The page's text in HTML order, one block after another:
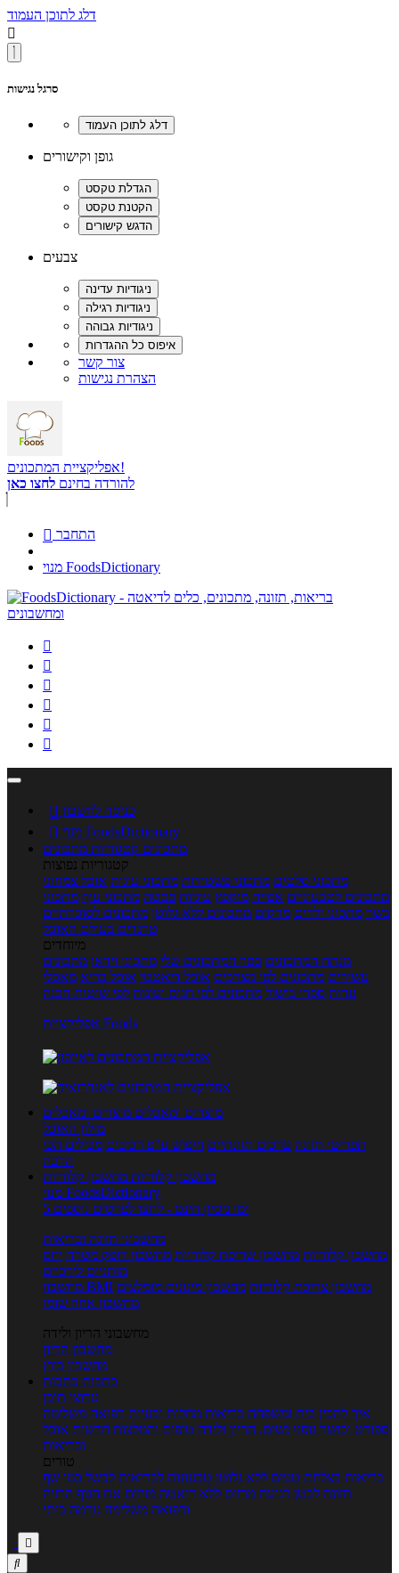
דלג לתוכן העמוד

סרגל נגישות
גופן וקישורים
צבעים
צור קשר
הצהרת נגישות
אפליקציית המתכונים!
להורדה בחינם לחצו כאן
 התחבר
מנוי FoodsDictionary






 כניסה לחשבון

מנוי FoodsDictionary
מתכונים קטגוריות מתכונים
קטגוריות נפוצות
מתכוני סלטים מתכוני פשטידות מתכוני עוגות אוכל צמחוני
מתכונים לטבעוניים אפייה מוקפץ עוגיות פסטה מתכוני עוף מתכוני
בשר מתכוני ילדים מרקים מתכונים ללא גלוטן מתכונים לסוכרתיים
טרנדים בעולם האוכל
מיוחדים
מנתח המתכונים ספר המתכונים שלי מתכוני וידאו מתכונים
עשירים מתכונים לפי מצרכים אוכל דיאטטי אוכל בריא מאכלי
עדות ספרי בישול מתכונים לפי חגים ועונות לפי שיטות הכנה
אפליקציית Foods
מוצרים ומאכלים מוצרים ומאכלים
מילון האוכל
תפריטי תזונה ערכים תזונתיים חיפוש ע"פ רכיבים מכילים הכי
הרבה
מחשבון קלוריות מחשבון קלוריות
מנוי FoodsDictionary
5 ימי ניסיון חינם - לחצו לפרטים נוספים
מחשבוני תזונה ובריאות
מחשבון קלוריות מחשבון שריפת קלוריות מחשבון דופק מטרה יחס
מותניים לירכיים
מחשבון BMI
מחשבון צריכת קלוריות מחשבון מינונים מומלצים
מחשבון אחוז שומן
מחשבוני הריון ולידה
מחשבון הריון
מחשבון ביוץ
כתבות כתבות
ערוצי תוכן
איך להכין בית ומשפחה בריאות מחלות ובעיות רפואה משלימה
ספורט וכושר גופני נשים, הריון ולידה טיפים והמלצות חדשות אוכל
ובריאות
טורים
בריאות בצלחת טעים ללא גלוטן טבעונות לבריאות לבשל כמו שף
תזונה לבטן רגועה מרזים ללא דיאטה מזיזים את הגוף הרזיה
ורפואה משלימה גורמה ביתי

